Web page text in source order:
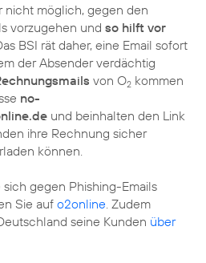
nicht möglich, gegen den
vorzugehen und so hilft vor
BSI rät daher, eine Email sofort
der Absender verdächtig
von O2 kommen
no-
und beinhalten den Link
ihre Rechnung sicher
können.
gegen Phishing-Emails
Sie auf o2online . Zudem
seine Kunden über